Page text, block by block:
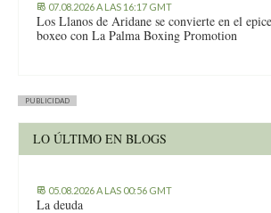
07.08.2026 A LAS 16:17 GMT
Los Llanos de Aridane se convierte en el
boxeo con La Palma Boxing Promotion
PUBLICIDAD
LO ÚLTIMO EN BLOGS
05.08.2026 A LAS 00:56 GMT
La deuda